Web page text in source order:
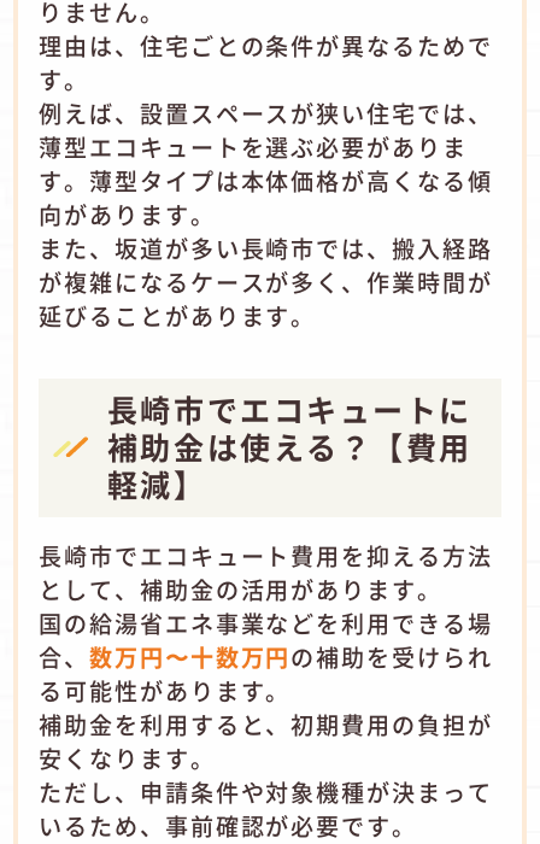
りません。
理由は、住宅ごとの条件が異なるためで
す。
例えば、設置スペースが狭い住宅では、
薄型エコキュートを選ぶ必要がありま
す。薄型タイプは本体価格が高くなる傾
向があります。
また、坂道が多い長崎市では、搬入経路
が複雑になるケースが多く、作業時間が
延びることがあります。
長崎市でエコキュートに
補助金は使える？【費用
軽減】
長崎市でエコキュート費用を抑える方法
として、補助金の活用があります。
国の給湯省エネ事業などを利用できる場
合、数万円〜十数万円の補助を受けられ
る可能性があります。
補助金を利用すると、初期費用の負担が
安くなります。
ただし、申請条件や対象機種が決まって
いるため、事前確認が必要です。